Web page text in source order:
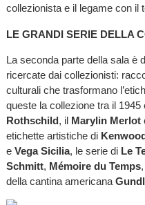
collezionista e il legame con il
LE GRANDI SERIE DELLA
La seconda parte della sala è
ricercate dai collezionisti:
culturali che trasformano
queste la collezione tra il 1945
Rothschild, il Marylin Merlot
etichette artistiche di
e Vega Sicilia, le serie di Le
Schmitt, Mémoire du Temps,
della cantina americana